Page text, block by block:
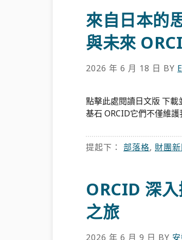
來自日本的
與未來
2026 年 6 月 18 日 BY
點擊此處閱讀日文版 下
基石 ORCID它們不僅維
提起下： 部落格, 財團
ORCID 深
之旅
2026 年 6 月 9 日 BY